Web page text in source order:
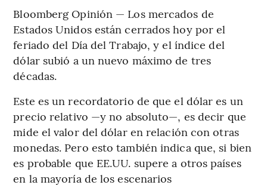
Bloomberg Opinión — Los mercados de
Estados Unidos están cerrados hoy por el
feriado del Día del Trabajo, y el índice del
dólar subió a un nuevo máximo de tres
décadas.
Este es un recordatorio de que el dólar es un
precio relativo —y no absoluto—, es decir que
mide el valor del dólar en relación con otras
monedas. Pero esto también indica que, si bien
es probable que EE.UU. supere a otros países
en la mayoría de los escenarios